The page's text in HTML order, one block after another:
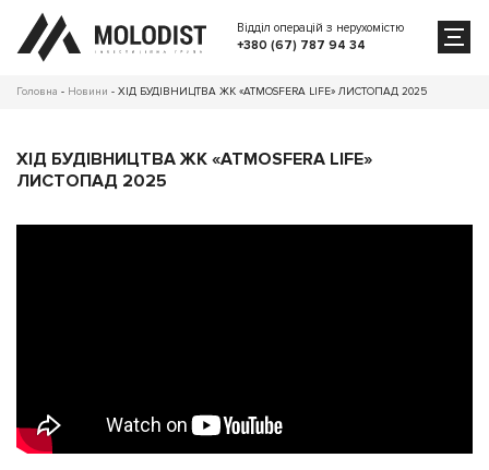
Відділ операцій з нерухомістю
+380 (67) 787 94 34
Головна - Новини - ХІД БУДІВНИЦТВА ЖК «ATMOSFERA LIFE» ЛИСТОПАД 2025
ХІД БУДІВНИЦТВА ЖК «ATMOSFERA LIFE»
ЛИСТОПАД 2025